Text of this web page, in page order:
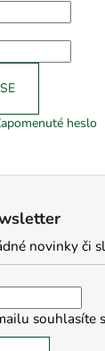
heslo
novinky či
souhlasíte s